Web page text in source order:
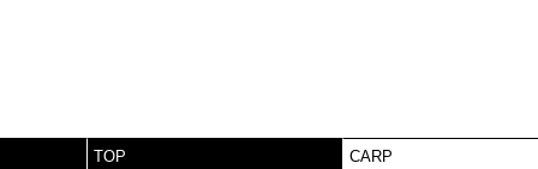
TOP CARP